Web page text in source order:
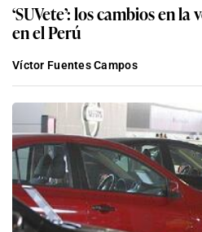
‘SUVete’: los cambios en
en el Perú
Víctor Fuentes Campos